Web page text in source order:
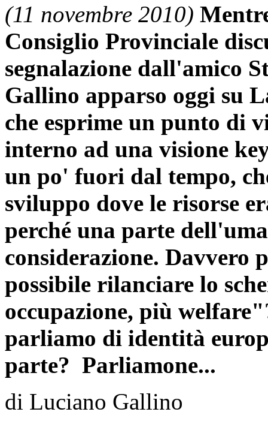
(11 novembre 2010)
Consiglio Provinciale
segnalazione dall'amico
Gallino apparso oggi su
che esprime un punto di
interno ad una visione
un po' fuori dal tempo,
sviluppo dove le risorse
perché una parte
considerazione. Davvero
possibile rilanciare lo
occupazione, più
parliamo di identità
parte? Parliamone...
di Luciano Gallino